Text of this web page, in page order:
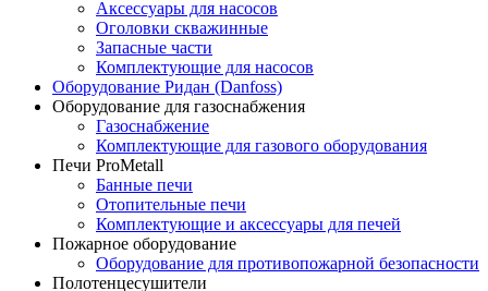
Аксессуары для насосов
Оголовки скважинные
Запасные части
Комплектующие для насосов
Оборудование Ридан (Danfoss)
Оборудование для газоснабжения
Газоснабжение
Комплектующие для газового оборудования
Печи ProMetall
Банные печи
Отопительные печи
Комплектующие и аксессуары для печей
Пожарное оборудование
Оборудование для противопожарной безопасности
Полотенцесушители